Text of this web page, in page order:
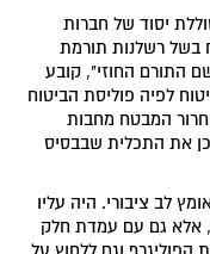
יסוד של חברות
בשל רשלנות תורמת
התורם החוזי", קובע
לפיה פוליסת הביטוח
המבטח מחבות
את התכלית שבבסיס
לב ציבורי. היה עליו
אלא גם עם עמדת חלק